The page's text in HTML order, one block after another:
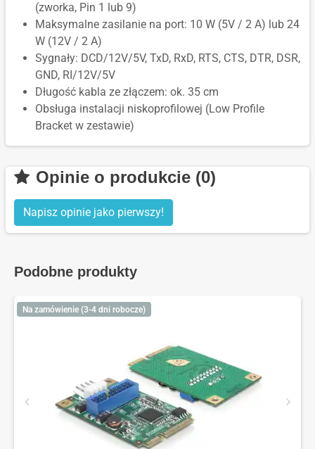
(zworka, Pin 1 lub 9)
Maksymalne zasilanie na port: 10 W (5V / 2 A) lub 24
W (12V / 2 A)
Sygnały: DCD/12V/5V, TxD, RxD, RTS, CTS, DTR, DSR,
GND, RI/12V/5V
Długość kabla ze złączem: ok. 35 cm
Obsługa instalacji niskoprofilowej (Low Profile
Bracket w zestawie)
Opinie o produkcie (0)
Napisz opinie jako pierwszy!
Podobne produkty
Na zamówienie (3-4 dni robocze)